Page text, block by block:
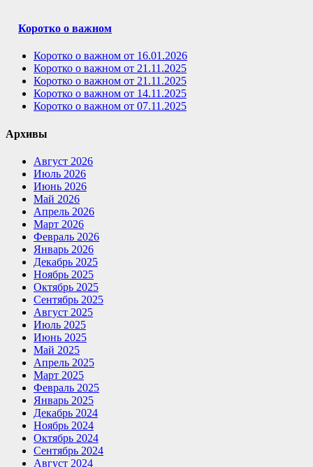
Коротко о важном
Коротко о важном от 16.01.2026
Коротко о важном от 21.11.2025
Коротко о важном от 21.11.2025
Коротко о важном от 14.11.2025
Коротко о важном от 07.11.2025
Архивы
Август 2026
Июль 2026
Июнь 2026
Май 2026
Апрель 2026
Март 2026
Февраль 2026
Январь 2026
Декабрь 2025
Ноябрь 2025
Октябрь 2025
Сентябрь 2025
Август 2025
Июль 2025
Июнь 2025
Май 2025
Апрель 2025
Март 2025
Февраль 2025
Январь 2025
Декабрь 2024
Ноябрь 2024
Октябрь 2024
Сентябрь 2024
Август 2024